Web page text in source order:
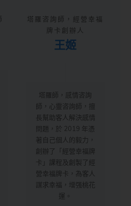
塔羅咨詢師，經營幸福
牌卡創辦人
王姬
塔羅師，感情咨詢
師，心靈咨詢師，擅
長幫助客人解決感情
問題，於 2019 年憑
著自己個人的毅力，
創辦了「經營幸福牌
卡」課程及創製了經
營幸福牌卡，為客人
謀求幸福，增强桃花
運。